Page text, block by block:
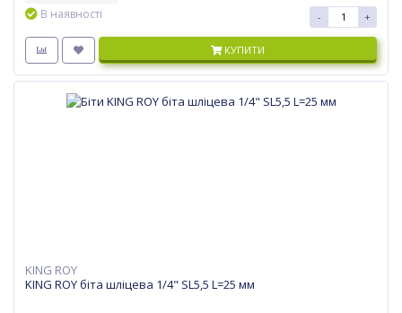
В наявності - +
КУПИТИ
KING ROY
KING ROY біта шліцева 1/4" SL5,5 L=25 мм